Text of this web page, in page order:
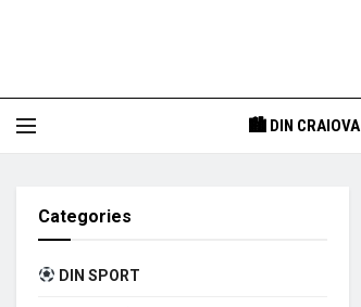
🏙 DIN CRAIOVA
Categories
DIN SPORT